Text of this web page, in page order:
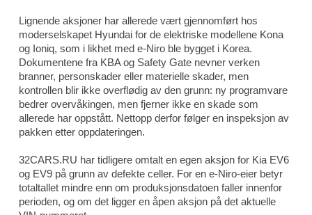
Lignende aksjoner har allerede vært gjennomført hos
moderselskapet Hyundai for de elektriske modellene Kona
og Ioniq, som i likhet med e-Niro ble bygget i Korea.
Dokumentene fra KBA og Safety Gate nevner verken
branner, personskader eller materielle skader, men
kontrollen blir ikke overflødig av den grunn: ny programvare
bedrer overvåkingen, men fjerner ikke en skade som
allerede har oppstått. Nettopp derfor følger en inspeksjon av
pakken etter oppdateringen.
32CARS.RU har tidligere omtalt en egen aksjon for Kia EV6
og EV9 på grunn av defekte celler. For en e-Niro-eier betyr
totaltallet mindre enn om produksjonsdatoen faller innenfor
perioden, og om det ligger en åpen aksjon på det aktuelle